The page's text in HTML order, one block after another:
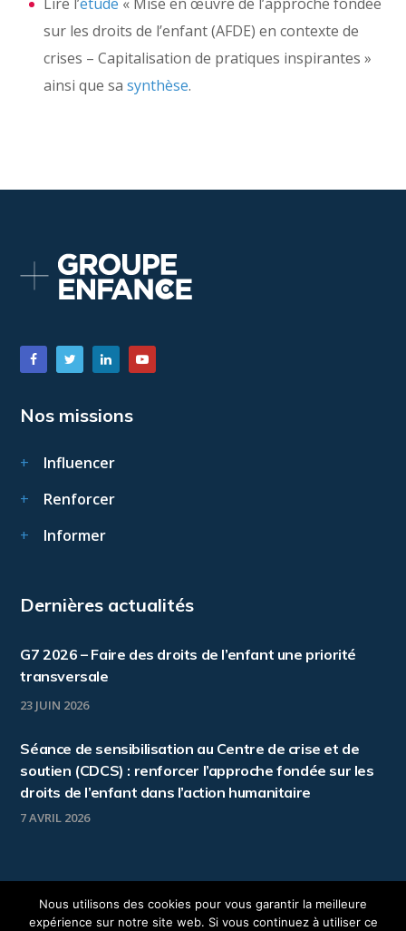
sur les droits de l’enfant (AFDE) en contexte de
crises – Capitalisation de pratiques inspirantes »
ainsi que sasynthèse.
Nos missions
Influencer
Renforcer
Informer
Dernières actualités
G7 2026 – Faire des droits de l’enfant une priorité
transversale
23 JUIN 2026
Séance de sensibilisation au Centre de crise et de
soutien (CDCS) : renforcer l’approche fondée sur les
droits de l’enfant dans l’action humanitaire
7 AVRIL 2026
Nous utilisons des cookies pour vous garantir la meilleure
expérience sur notre site web. Si vous continuez à utiliser ce